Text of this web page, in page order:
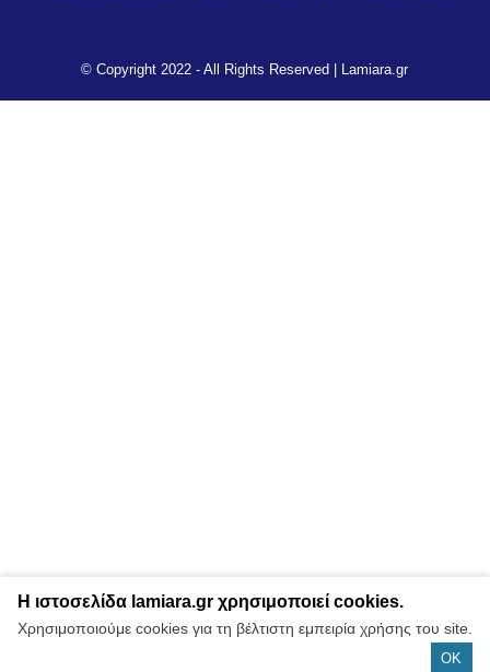
© Copyright 2022 - All Rights Reserved | Lamiara.gr
Η ιστοσελίδα lamiara.gr χρησιμοποιεί cookies.
Χρησιμοποιούμε cookies για τη βέλτιστη εμπειρία χρήσης του site.
OK